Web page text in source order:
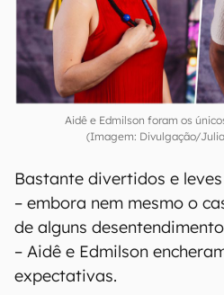
Aidê e Edmilson foram os
(Imagem: Divulgação/
Bastante divertidos e
– embora nem mesmo o
de alguns
– Aidê e Edmilson
expectativas.